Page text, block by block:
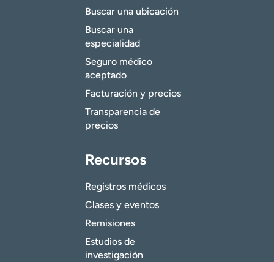
Buscar una ubicación
Buscar una
especialidad
Seguro médico
aceptado
Facturación y precios
Transparencia de
precios
Recursos
Registros médicos
Clases y eventos
Remisiones
Estudios de
investigación